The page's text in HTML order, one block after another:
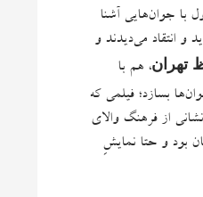
با جوان‌هایی آشنا
و انتقاد می‌دیدند و
تهران، هم با
بسازد؛ فیلمی که
از فرهنگ والای
بود و حتا نمایشِ